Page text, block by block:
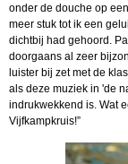
onder de douche op
meer stuk tot ik een
dichtbij had gehoord.
doorgaans al zeer
luister bij zet met de
als deze muziek in 'de
indrukwekkend is. Wat
Vijfkampkruis!”